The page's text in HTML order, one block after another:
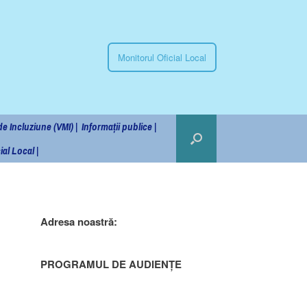
Monitorul Oficial Local
Incluziune (VMI) | Informații publice |
Local |
Adresa noastră:
PROGRAMUL DE AUDIENȚE